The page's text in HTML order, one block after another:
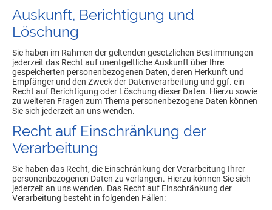
Auskunft, Berichtigung und
Löschung
Sie haben im Rahmen der geltenden gesetzlichen Bestimmungen
jederzeit das Recht auf unentgeltliche Auskunft über Ihre
gespeicherten personenbezogenen Daten, deren Herkunft und
Empfänger und den Zweck der Datenverarbeitung und ggf. ein
Recht auf Berichtigung oder Löschung dieser Daten. Hierzu sowie
zu weiteren Fragen zum Thema personenbezogene Daten können
Sie sich jederzeit an uns wenden.
Recht auf Einschränkung der
Verarbeitung
Sie haben das Recht, die Einschränkung der Verarbeitung Ihrer
personenbezogenen Daten zu verlangen. Hierzu können Sie sich
jederzeit an uns wenden. Das Recht auf Einschränkung der
Verarbeitung besteht in folgenden Fällen: